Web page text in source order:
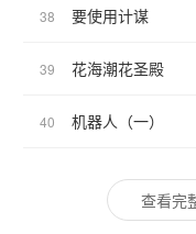
38 要使用计谋
39 花海潮花圣殿
40 机器人（一）
查看完